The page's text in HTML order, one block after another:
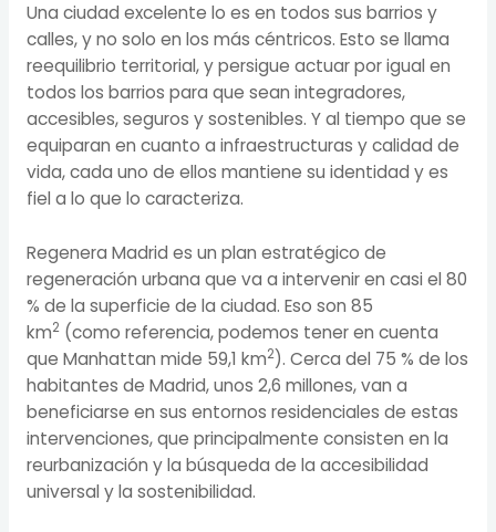
Una ciudad excelente lo es en todos sus barrios y
calles, y no solo en los más céntricos. Esto se llama
reequilibrio territorial, y persigue actuar por igual en
todos los barrios para que sean integradores,
accesibles, seguros y sostenibles. Y al tiempo que se
equiparan en cuanto a infraestructuras y calidad de
vida, cada uno de ellos mantiene su identidad y es
fiel a lo que lo caracteriza.
Regenera Madrid es un plan estratégico de
regeneración urbana que va a intervenir en casi el 80
% de la superficie de la ciudad. Eso son 85
km2(como referencia, podemos tener en cuenta
que Manhattan mide 59,1 km2). Cerca del 75 % de los
habitantes de Madrid, unos 2,6 millones, van a
beneficiarse en sus entornos residenciales de estas
intervenciones, que principalmente consisten en la
reurbanización y la búsqueda de la accesibilidad
universal y la sostenibilidad.